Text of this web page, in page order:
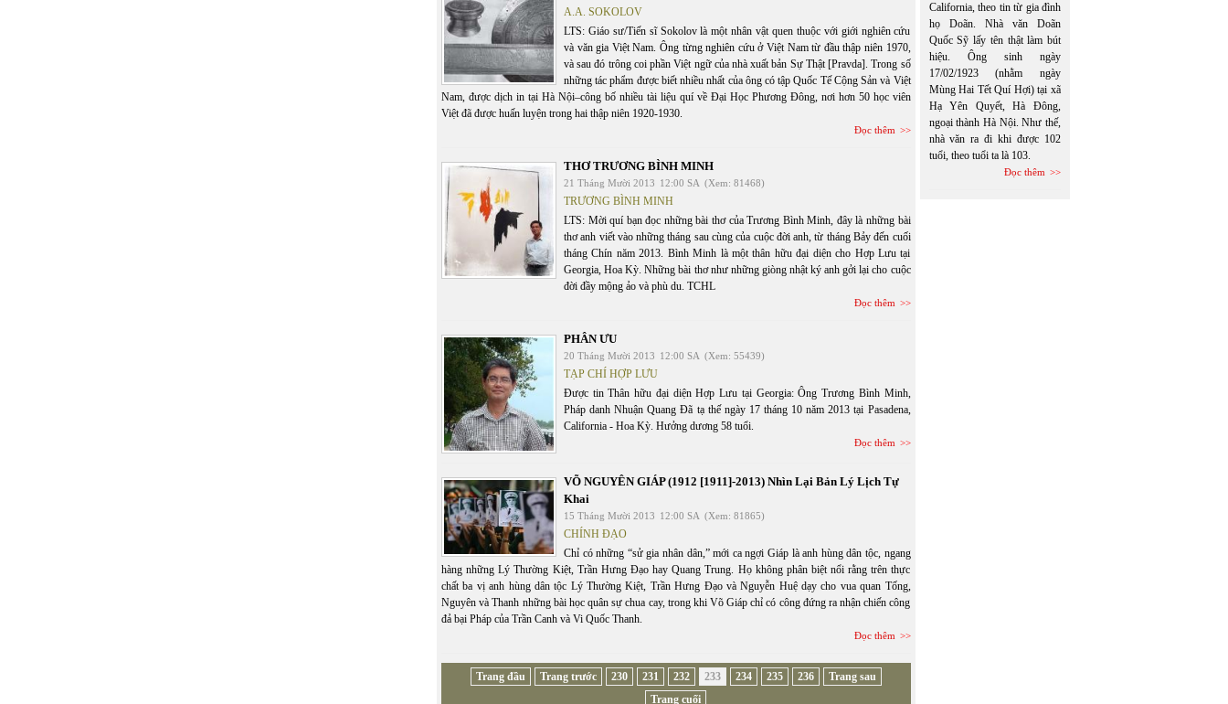
A.A. SOKOLOV
LTS: Giáo sư/Tiến sĩ Sokolov là một nhân vật quen thuộc với giới nghiên cứu
và văn gia Việt Nam. Ông từng nghiên cứu ở Việt Nam từ đầu thập niên 1970,
và sau đó trông coi phần Việt ngữ của nhà xuất bản Sự Thật [Pravda]. Trong số
những tác phẩm được biết nhiều nhất của ông có tập Quốc Tế Cộng Sản và Việt
Nam, được dịch in tại Hà Nội–công bố nhiều tài liệu quí về Đại Học Phương Đông, nơi hơn 50 học viên
Việt đã được huấn luyện trong hai thập niên 1920-1930.
Đọc thêm
THƠ TRƯƠNG BÌNH MINH
21 Tháng Mười 2013 12:00 SA (Xem: 81468)
TRƯƠNG BÌNH MINH
LTS: Mời quí bạn đọc những bài thơ của Trương Bình Minh, đây là những bài
thơ anh viết vào những tháng sau cùng của cuộc đời anh, từ tháng Bảy đến cuối
tháng Chín năm 2013. Bình Minh là một thân hữu đại diện cho Hợp Lưu tại
Georgia, Hoa Kỳ. Những bài thơ như những giòng nhật ký anh gởi lại cho cuộc
đời đầy mộng ảo và phù du. TCHL
Đọc thêm
PHÂN ƯU
20 Tháng Mười 2013 12:00 SA (Xem: 55439)
TẠP CHÍ HỢP LƯU
Được tin Thân hữu đại diện Hợp Lưu tại Georgia: Ông Trương Bình Minh,
Pháp danh Nhuận Quang Đã tạ thế ngày 17 tháng 10 năm 2013 tại Pasadena,
California - Hoa Kỳ. Hưởng dương 58 tuổi.
Đọc thêm
VÕ NGUYÊN GIÁP (1912 [1911]-2013) Nhìn Lại Bản Lý Lịch Tự
Khai
15 Tháng Mười 2013 12:00 SA (Xem: 81865)
CHÍNH ĐẠO
Chỉ có những “sử gia nhân dân,” mới ca ngợi Giáp là anh hùng dân tộc, ngang
hàng những Lý Thường Kiệt, Trần Hưng Đạo hay Quang Trung. Họ không phân biệt nổi rằng trên thực
chất ba vị anh hùng dân tộc Lý Thường Kiệt, Trần Hưng Đạo và Nguyễn Huệ dạy cho vua quan Tống,
Nguyên và Thanh những bài học quân sự chua cay, trong khi Võ Giáp chỉ có công đứng ra nhận chiến công
đả bại Pháp của Trần Canh và Vi Quốc Thanh.
Đọc thêm
Trang đầu Trang trước 230 231 232 233 234 235 236
Trang sau
Trang cuối
California, theo tin từ gia đình
họ Doãn. Nhà văn Doãn
Quốc Sỹ lấy tên thật làm bút
hiệu. Ông sinh ngày
17/02/1923 (nhằm ngày
Mùng Hai Tết Quí Hợi) tại xã
Hạ Yên Quyết, Hà Đông,
ngoại thành Hà Nội. Như thế,
nhà văn ra đi khi được 102
tuổi, theo tuổi ta là 103.
Đọc thêm